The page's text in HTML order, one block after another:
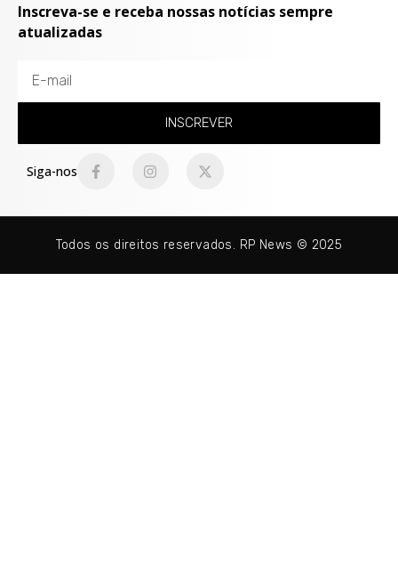
Inscreva-se e receba nossas notícias sempre
atualizadas
INSCREVER
Siga-nos
Todos os direitos reservados. RP News © 2025